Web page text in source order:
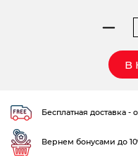
В
Бесплатная доставка -
Вернем бонусами до